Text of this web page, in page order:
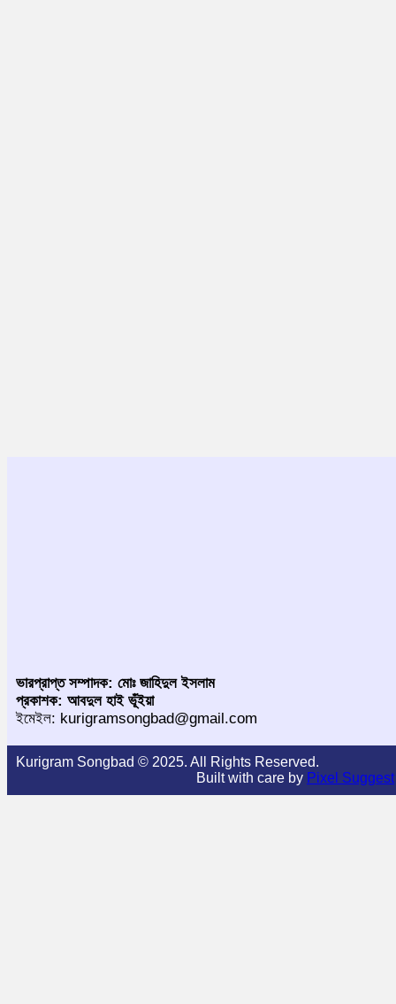
ভারপ্রাপ্ত সম্পাদক: মোঃ জাহিদুল ইসলাম
প্রকাশক: আবদুল হাই ভূঁইয়া
ইমেইল: kurigramsongbad@gmail.com
Kurigram Songbad © 2025. All Rights Reserved.
Built with care by Pixel Suggest